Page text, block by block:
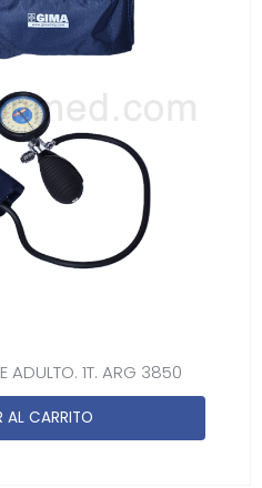
ADULTO. 1T. ARG 3850
AL CARRITO